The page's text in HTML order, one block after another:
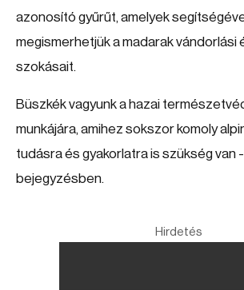
azonosító gyűrűt, amelyek
megismerhetjük a madarak vándorlási
szokásait.
Büszkék vagyunk a hazai
munkájára, amihez sokszor komoly
tudásra és gyakorlatra is szükség van
bejegyzésben.
Hirdetés